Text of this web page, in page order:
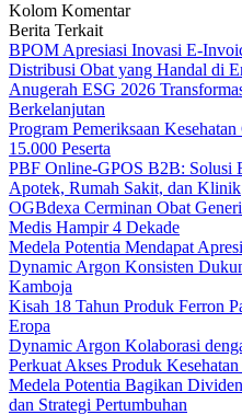
Kolom Komentar
Berita Terkait
BPOM Apresiasi Inovasi E-
Distribusi Obat yang Handal di
Anugerah ESG 2026
Berkelanjutan
Program Pemeriksaan
15.000 Peserta
PBF Online-GPOS B2B: Solusi
Apotek, Rumah Sakit, dan Klinik
OGBdexa Cerminan Obat
Medis Hampir 4 Dekade
Medela Potentia Mendapat
Dynamic Argon Konsisten
Kamboja
Kisah 18 Tahun Produk Ferron
Eropa
Dynamic Argon Kolaborasi
Perkuat Akses Produk
Medela Potentia Bagikan
dan Strategi Pertumbuhan